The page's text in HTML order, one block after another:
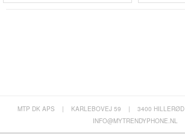
MTP DK APS | KARLEBOVEJ 59 | 3400 HILLERØD
INFO@MYTRENDYPHONE.NL